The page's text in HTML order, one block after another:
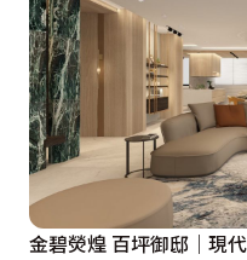
金碧熒煌 百坪御邸｜現